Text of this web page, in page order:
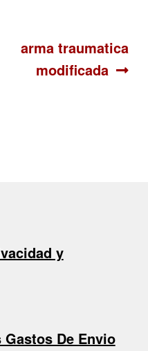
Siguiente:
arma traumatica
modificada
y
De Envio